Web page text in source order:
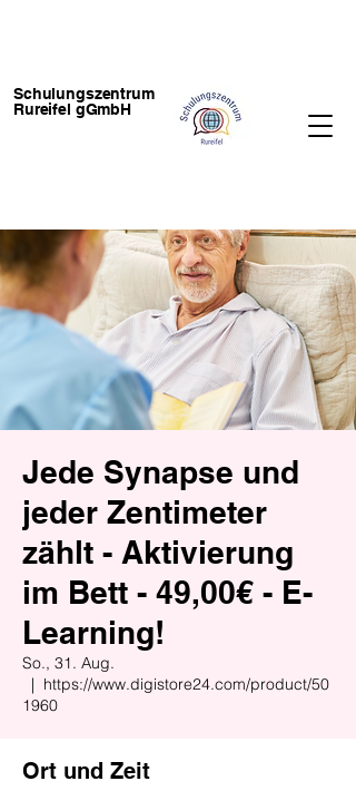
Schulungszentrum
Rureifel gGmbH
Jede Synapse und
jeder Zentimeter
zählt - Aktivierung
im Bett - 49,00€ - E-
Learning!
So., 31. Aug.
  |
https://www.digistore24.com/product/50
1960
Ort und Zeit